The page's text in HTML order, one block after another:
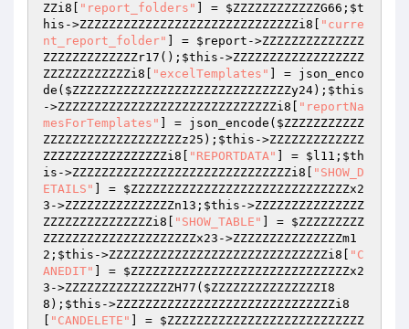
ZZi8[
"report_folders" ] = $ZZZZZZZZZZZZG66 ; $t
his ->ZZZZZZZZZZZZZZZZZZZZZZZZZZZZZZi8[
"curre
nt_report_folder"
] = $report ->ZZZZZZZZZZZZZZ
ZZZZZZZZZZZZZr17(); $this ->ZZZZZZZZZZZZZZZZZZ
ZZZZZZZZZZZZi8[
"excelTemplates"
] = json_enco
de( $ZZZZZZZZZZZZZZZZZZZZZZZZZZZZZZy24); $this
->ZZZZZZZZZZZZZZZZZZZZZZZZZZZZZZi8[
"reportNa
mesForTemplates"
] = json_encode( $ZZZZZZZZZZZ
ZZZZZZZZZZZZZZZZZZZz25 ); $this ->ZZZZZZZZZZZZZ
ZZZZZZZZZZZZZZZZZi8[
"REPORTDATA" ] = $l11 ; $th
is ->ZZZZZZZZZZZZZZZZZZZZZZZZZZZZZZi8[
"SHOW_D
ETAILS"
] = $ZZZZZZZZZZZZZZZZZZZZZZZZZZZZZZx2
3 ->ZZZZZZZZZZZZZZZn13; $this ->ZZZZZZZZZZZZZZZ
ZZZZZZZZZZZZZZZi8[
"SHOW_TABLE" ] = $ZZZZZZZZZ
ZZZZZZZZZZZZZZZZZZZZZx23 ->ZZZZZZZZZZZZZZZm1
2; $this ->ZZZZZZZZZZZZZZZZZZZZZZZZZZZZZZi8[
"C
ANEDIT"
] = $ZZZZZZZZZZZZZZZZZZZZZZZZZZZZZZx2
3 ->ZZZZZZZZZZZZZZZH77( $ZZZZZZZZZZZZZZZI8
8 ); $this ->ZZZZZZZZZZZZZZZZZZZZZZZZZZZZZZi8
"CANDELETE" ] = $ZZZZZZZZZZZZZZZZZZZZZZZZZZZ